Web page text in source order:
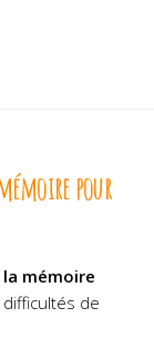
pour
mémoire
de